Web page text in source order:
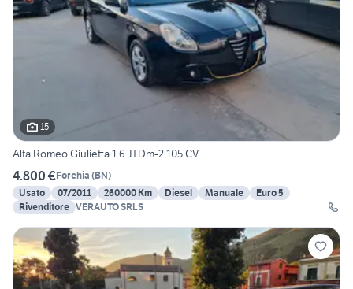
15
Alfa Romeo Giulietta 1.6 JTDm-2 105 CV
4.800 €Forchia (BN)
Usato
07/2011 260000 Km Diesel Manuale
Euro 5
Rivenditore VERAUTO SRLS